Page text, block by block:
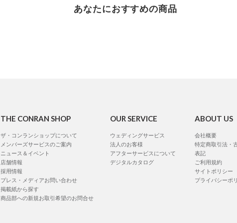
あなたにおすすめの商品
THE CONRAN SHOP
ザ・コンランショップについて
メンバーズサービスのご案内
ニュース＆イベント
店舗情報
採用情報
プレス・メディアお問い合わせ
掲載紙から探す
商品部への新規お取引希望のお問合せ
OUR SERVICE
ウェディングサービス
法人のお客様
アフターサービスについて
デジタルカタログ
ABOUT US
会社概要
特定商取引法・
表記
ご利用規約
サイトポリシー
プライバシーポ